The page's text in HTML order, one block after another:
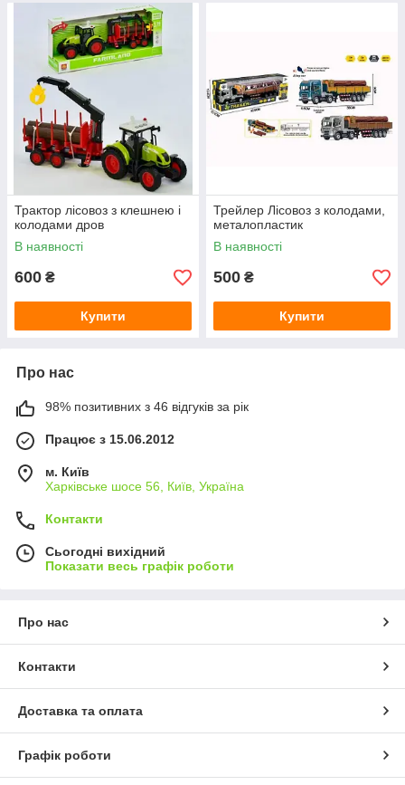
Трактор лісовоз з клешнею і
колодами дров
В наявності
600 ₴
Купити
Трейлер Лісовоз з колодами,
металопластик
В наявності
500 ₴
Купити
Про нас
98% позитивних з 46 відгуків за рік
Працює з 15.06.2012
м. Київ
Харківське шосе 56, Київ, Україна
Контакти
Сьогодні вихідний
Показати весь графік роботи
Про нас
Контакти
Доставка та оплата
Графік роботи